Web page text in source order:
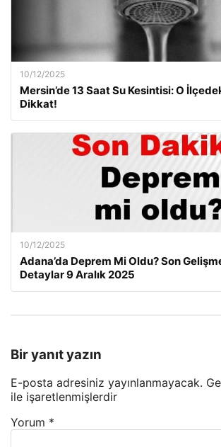
10/12/2025
Mersin’de 13 Saat Su Kesintisi: O
Dikkat!
10/12/2025
Adana’da Deprem Mi Oldu? Son
Detaylar 9 Aralık 2025
Bir yanıt yazın
E-posta adresiniz yayınlanmayacak.
ile işaretlenmişlerdir
Yorum *